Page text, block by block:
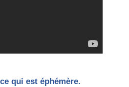
qui est éphémère.